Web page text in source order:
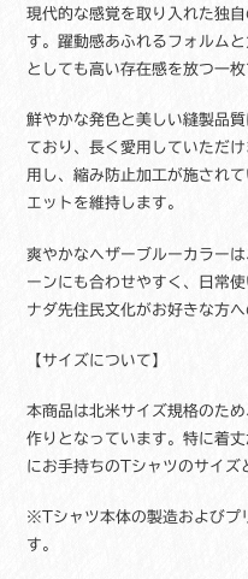
ー
S-
XL
ィ
ー
シ
ャ
個
現代的な感覚を取り入れた独
す。躍動感あふれるフォルム
としても高い存在感を放つ一枚
鮮やかな発色と美しい縫製品
ており、長く愛用していただ
用し、縮み防止加工が施され
エットを維持します。
爽やかなヘザーブルーカラー
ーンにも合わせやすく、日常
ナダ先住民文化がお好きな方
【サイズについて】
本商品は北米サイズ規格のた
作りとなっています。特に着
にお手持ちのTシャツのサイズ
※Tシャツ本体の製造およびプ
す。